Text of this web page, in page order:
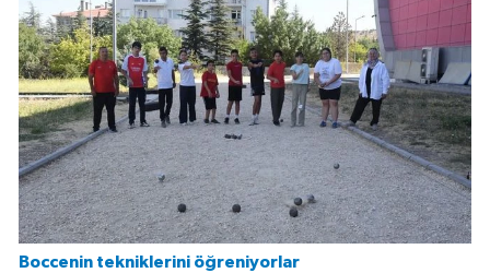
Boccenin tekniklerini öğreniyorlar